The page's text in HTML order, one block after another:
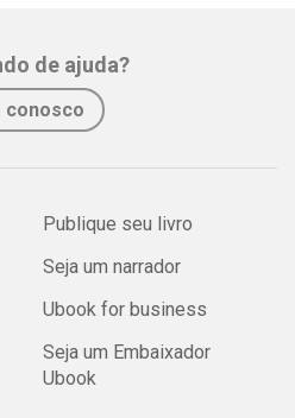
de ajuda?
conosco
Publique seu livro
Seja um narrador
Ubook for business
Seja um Embaixador
Ubook